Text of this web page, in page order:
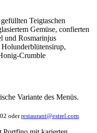
Teigtaschen
Gemüse, confierten
und Rosmarinjus
Crumble
Variante des Menüs.
oderrestaurant@estrel.com